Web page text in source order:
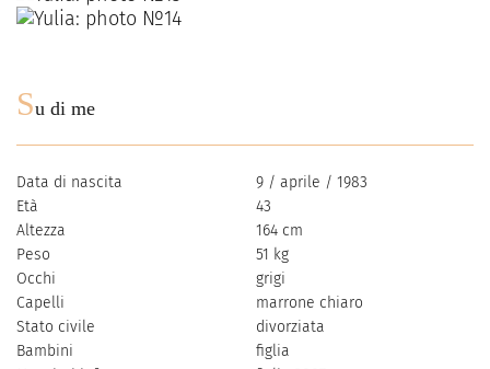
Su di me
Data di nascita
9 / aprile / 1983
Età
43
Altezza
164 cm
Peso
51 kg
Occhi
grigi
Capelli
marrone chiaro
Stato civile
divorziata
Bambini
figlia